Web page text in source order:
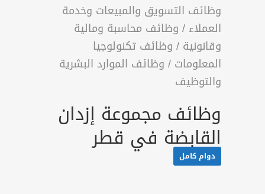
وظائف التسويق والمبيعات وخدمة
العملاء / وظائف محاسبة ومالية
وقانونية / وظائف تكنولوجيا
المعلومات / وظائف الموارد البشرية
والتوظيف
وظائف مجموعة إزدان
القابضة في قطر
دوام كامل